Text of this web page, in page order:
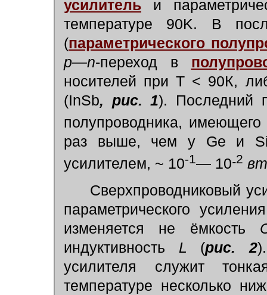
усилитель и
температуре 90K. В
(параметрического
р—n-переход в
носителей при Т < 90К,
(InSb, рис. 1). Последний
полупроводника,
раз выше, чем у Ge и Si.
усилителем, ~ 10-1— 10-2
Сверхпроводниковый
параметрического
изменяется не ёмкость
индуктивность L (рис. 2
усилителя служит
температуре несколько